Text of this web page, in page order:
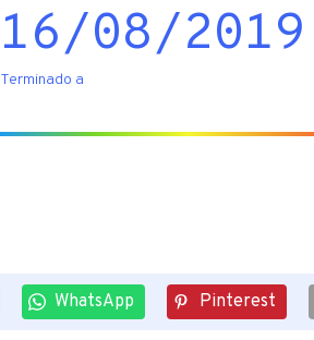
16/08/2019
Terminado a
WhatsApp Pinterest